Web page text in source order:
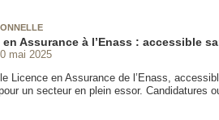
Assurance à l’Enass : accessible
mai 2025
Licence en Assurance de l’Enass,
un secteur en plein essor. Candidatures